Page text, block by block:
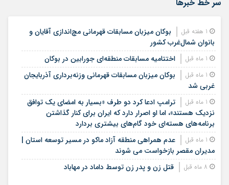
سر خط خبرها
بوکان میزبان مسابقات قهرمانی مچ‌اندازی آقایان و
بانوان شمال‌غرب کشور
اختتامیه مسابقات منطقه‌ای جورابین در بوکان
بوکان میزبان مسابقات قهرمانی وزنه‌برداری آذربایجان
غربی شد
ترامپ ادعا کرد دو طرف «بسیار به امضای یک توافق
نزدیک هستند»، اما او اصرار دارد که ایران برای کنار گذاشتن
برنامه‌های هسته‌ای خود گام‌های بیشتری بردارد
عدم همراهی منطقه آزاد ماکو در مسیر توسعه استان |
مدیران مقصر بازخواست می شوند
قتل زن و پدر زن توسط داماد در مهاباد